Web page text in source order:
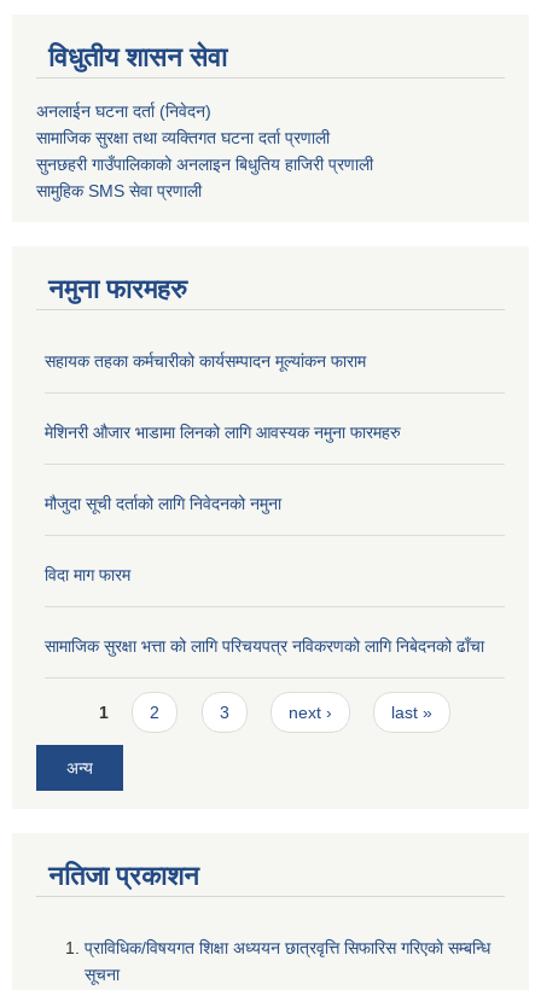
विधुतीय शासन सेवा
अनलाईन घटना दर्ता (निवेदन)
सामाजिक सुरक्षा तथा व्यक्तिगत घटना दर्ताप्रणाली
सुनछहरी गाउँपालिकाको अनलाइन बिधुतिय हाजिरी प्रणाली
सामुहिकSMS सेवाप्रणाली
नमुना फारमहरु
सहायक तहका कर्मचारीको कार्यसम्पादन मूल्यांकन फाराम
मेशिनरी औजार भाडामा लिनको लागि आवस्यक नमुना फारमहरु
मौजुदा सूची दर्ताको लागि निवेदनको नमुना
विदा माग फारम
सामाजिक सुरक्षा भत्ता को लागि परिचयपत्र नविकरणको लागि निबेदनको ढाँचा
Pages
1 2 3 next › last »
अन्य
नतिजा प्रकाशन
प्राविधिक/विषयगत शिक्षा अध्ययन छात्रवृत्ति सिफारिस गरिएकाे सम्बन्धि
सूचना